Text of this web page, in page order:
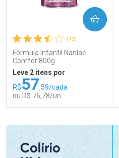
(72)
Fórmula Infantil Nanlac
Comfor 800g
Leve 2 itens por
R$57,59/cada
ou R$ 76,78/un
COMPRAR